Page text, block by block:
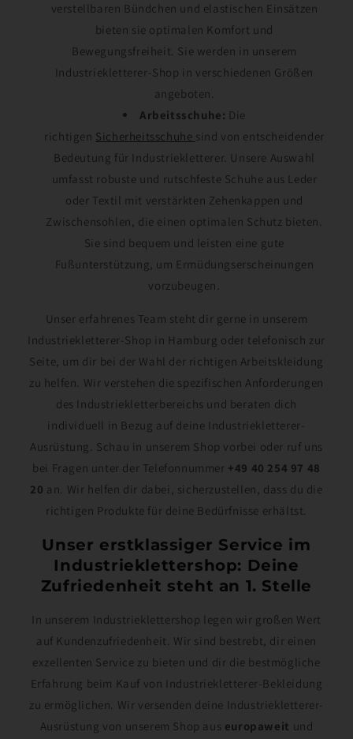
verstellbaren Bündchen und elastischen Einsätzen
bieten sie optimalen Komfort und
Bewegungsfreiheit. Sie werden in unserem
Industriekletterer-Shop in verschiedenen Größen
angeboten.
Arbeitsschuhe: Die
richtigen Sicherheitsschuhe sind von entscheidender
Bedeutung für Industriekletterer. Unsere Auswahl
umfasst robuste und rutschfeste Schuhe aus Leder
oder Textil mit verstärkten Zehenkappen und
Zwischensohlen, die einen optimalen Schutz bieten.
Sie sind bequem und leisten eine gute
Fußunterstützung, um Ermüdungserscheinungen
vorzubeugen.
Unser erfahrenes Team steht dir gerne in unserem
Industriekletterer-Shop in Hamburg oder telefonisch zur
Seite, um dir bei der Wahl der richtigen Arbeitskleidung
zu helfen. Wir verstehen die spezifischen Anforderungen
des Industriekletterbereichs und beraten dich
individuell in Bezug auf deine Industriekletterer-
Ausrüstung. Schau in unserem Shop vorbei oder ruf uns
bei Fragen unter der Telefonnummer +49 40 254 97 48
20 an. Wir helfen dir dabei, sicherzustellen, dass du die
richtigen Produkte für deine Bedürfnisse erhältst.
Unser erstklassiger Service im
Industrieklettershop: Deine
Zufriedenheit steht an 1. Stelle
In unserem Industrieklettershop legen wir großen Wert
auf Kundenzufriedenheit. Wir sind bestrebt, dir einen
exzellenten Service zu bieten und dir die bestmögliche
Erfahrung beim Kauf von Industriekletterer-Bekleidung
zu ermöglichen. Wir versenden deine Industriekletterer-
Ausrüstung von unserem Shop aus europaweit und